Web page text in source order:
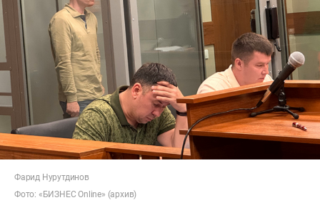
Фарид Нурутдинов
Фото: «БИЗНЕС Online» (архив)